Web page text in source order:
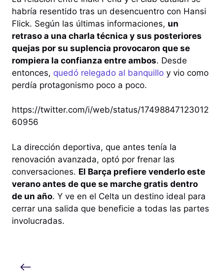
habría resentido tras un desencuentro con Hansi
Flick. Según las últimas informaciones, un
retraso a una charla técnica y sus posteriores
quejas por su suplencia provocaron que se
rompiera la confianza entre ambos. Desde
entonces, quedó relegado al banquillo y vio como
perdía protagonismo poco a poco.
https://twitter.com/i/web/status/17498847123012
60956
La dirección deportiva, que antes tenía la
renovación avanzada, optó por frenar las
conversaciones. El Barça prefiere venderlo este
verano antes de que se marche gratis dentro
de un año. Y ve en el Celta un destino ideal para
cerrar una salida que beneficie a todas las partes
involucradas.